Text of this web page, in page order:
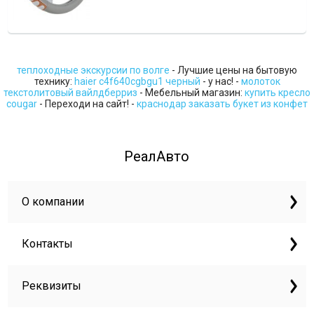
теплоходные экскурсии по волге - Лучшие цены на бытовую
технику: haier c4f640cgbgu1 черный - у нас! - молоток
текстолитовый вайлдберриз - Мебельный магазин: купить кресло
cougar - Переходи на сайт! - краснодар заказать букет из конфет
РеалАвто
О компании
Контакты
Реквизиты